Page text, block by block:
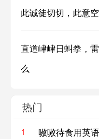
此诚徒切切，此意
直道峍峍日虯拳，
么
热门
1 嗷嗷待食用英